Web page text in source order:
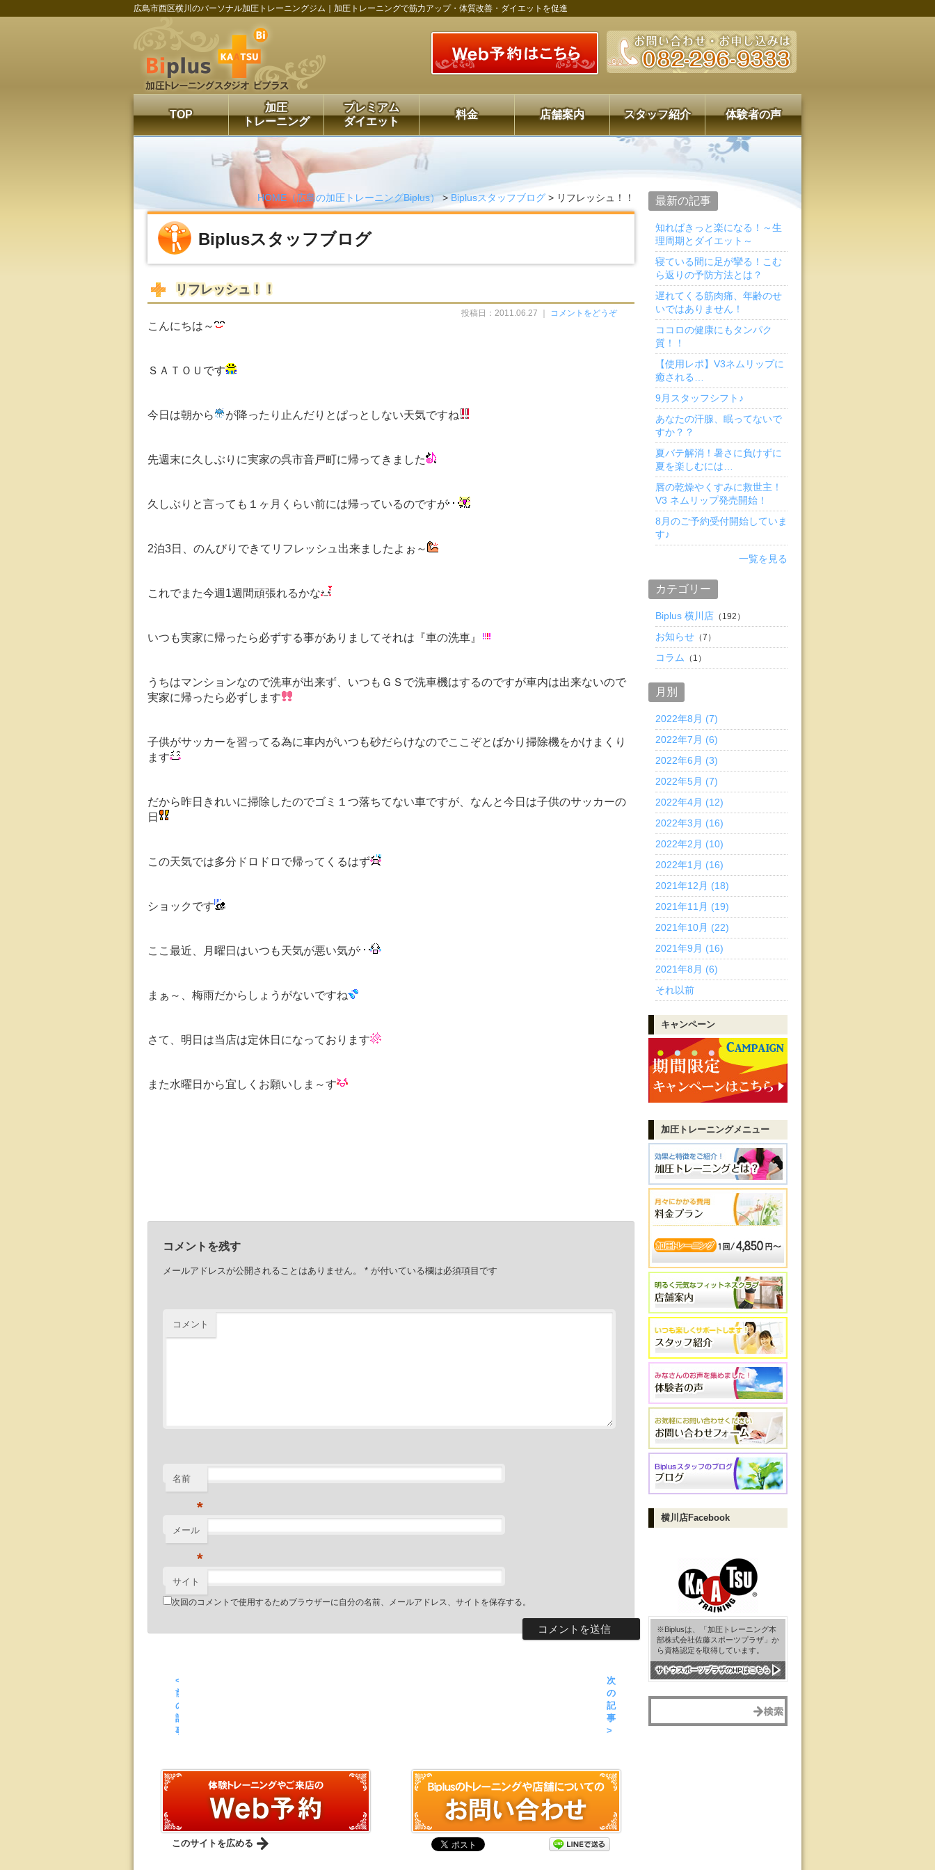
広島市西区横川のパーソナル加圧トレーニングジム｜加圧トレーニングで筋力アップ・体質改善・ダイエットを促進
TOP
加圧
トレーニング
プレミアム
ダイエット
料金 店舗案内 スタッフ紹介 体験者の声
HOME（広島の加圧トレーニングBiplus）>Biplusスタッフブログ > リフレッシュ！！
Biplusスタッフブログ
リフレッシュ！！
投稿日：2011.06.27 ｜ コメントをどうぞ
こんにちは～
ＳＡＴＯＵです
今日は朝から が降ったり止んだりとぱっとしない天気ですね
先週末に久しぶりに実家の呉市音戸町に帰ってきました
久しぶりと言っても１ヶ月くらい前には帰っているのですが
2泊3日、のんびりできてリフレッシュ出来ましたよぉ～
これでまた今週1週間頑張れるかな
いつも実家に帰ったら必ずする事がありましてそれは『車の洗車』
うちはマンションなので洗車が出来ず、いつもＧＳで洗車機はするのですが車内は出来ないので
実家に帰ったら必ずします
子供がサッカーを習ってる為に車内がいつも砂だらけなのでここぞとばかり掃除機をかけまくり
ます
だから昨日きれいに掃除したのでゴミ１つ落ちてない車ですが、なんと今日は子供のサッカーの
日
この天気では多分ドロドロで帰ってくるはず
ショックです
ここ最近、月曜日はいつも天気が悪い気が
まぁ～、梅雨だからしょうがないですね
さて、明日は当店は定休日になっております
また水曜日から宜しくお願いしま～す
コメントを残す
メールアドレスが公開されることはありません。 * が付いている欄は必須項目です
コメント
名前
*
メール
*
サイト
次回のコメントで使用するためブラウザーに自分の名前、メールアドレス、サイトを保存する。
<
前
の
記
事
次
の
記
事
>
このサイトを広める
最新の記事
知ればきっと楽になる！～生
理周期とダイエット～
寝ている間に足が攣る！こむ
ら返りの予防方法とは？
遅れてくる筋肉痛、年齢のせ
いではありません！
ココロの健康にもタンパク
質！！
【使用レポ】V3ネムリップに
癒される…
9月スタッフシフト♪
あなたの汗腺、眠ってないで
すか？？
夏バテ解消！暑さに負けずに
夏を楽しむには…
唇の乾燥やくすみに救世主！
V3 ネムリップ発売開始！
8月のご予約受付開始していま
す♪
一覧を見る
カテゴリー
Biplus 横川店 （192）
お知らせ （7）
コラム （1）
月別
2022年8月 (7)
2022年7月 (6)
2022年6月 (3)
2022年5月 (7)
2022年4月 (12)
2022年3月 (16)
2022年2月 (10)
2022年1月 (16)
2021年12月 (18)
2021年11月 (19)
2021年10月 (22)
2021年9月 (16)
2021年8月 (6)
それ以前
キャンペーン
加圧トレーニングメニュー
横川店Facebook
※Biplusは、「加圧トレーニング本
部株式会社佐藤スポーツプラザ」か
ら資格認定を取得しています。
サトウスポーツプラザのHPはこちら